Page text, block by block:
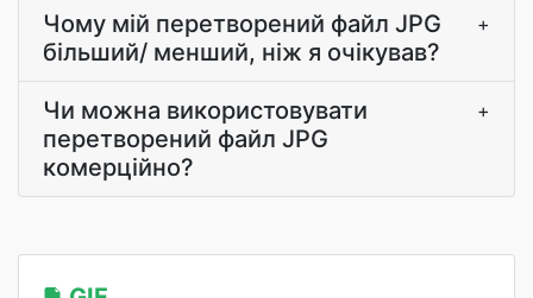
Чому мій перетворений файл JPG
більший/ менший, ніж я очікував?
+
Чи можна використовувати
перетворений файл JPG
комерційно?
+